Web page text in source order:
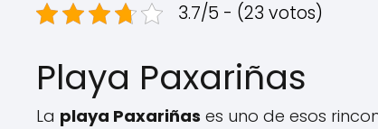
3.7/5 - (23 votos)
Playa Paxariñas
La playa Paxariñas es uno de esos